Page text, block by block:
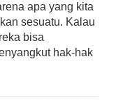
apa yang kita
sesuatu. Kalau
bisa
hak-hak